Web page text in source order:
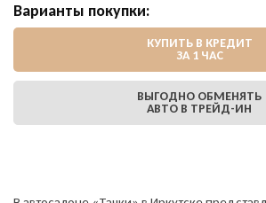
Варианты покупки:
КУПИТЬ В КРЕДИТ
ЗА 1 ЧАС
ВЫГОДНО ОБМЕНЯТЬ
АВТО В ТРЕЙД-ИН